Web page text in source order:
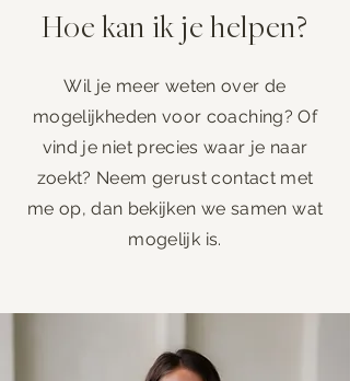
Hoe kan ik je helpen?
Wil je meer weten over de
mogelijkheden voor coaching? Of
vind je niet precieswaar je naar
zoekt? Neem gerust contact met
me op, dan bekijken we samen wat
mogelijk is.